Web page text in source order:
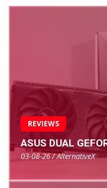
REVIEWS
ASUS DUAL
03-08-26 / AlternativeX